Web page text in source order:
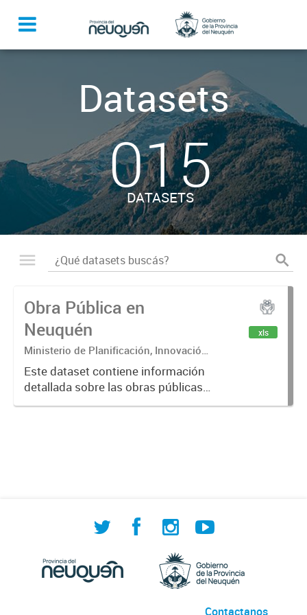
Datasets
015
DATASETS
Obra Pública en
Neuquén
Ministerio de Planificación, Innovación
y Modernización
Este dataset contiene información
detallada sobre las obras públicas
ejecutadas y en ejecución en la
xls
Contactanos